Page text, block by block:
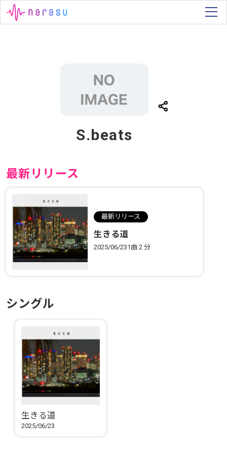
S.beats
最新リリース
最新リリース
生きる道
2025/06/231曲2 分
シングル
生きる道
2025/06/23